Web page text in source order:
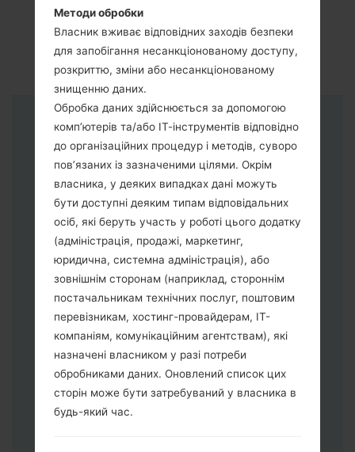
Інструкції
Завантажте на свій ПК:Odin 3.
Далі завантажте та розпакуйте файл
прошивки.
Методи обробки
Власник вживає відповідних заходів безпеки
для запобігання несанкціонованому доступу,
розкриттю, зміни або несанкціонованому
знищенню даних.
Обробка даних здійснюється за допомогою
комп’ютерів та/або ІТ-інструментів відповідно
до організаційних процедур і методів, суворо
пов’язаних із зазначеними цілями. Окрім
власника, у деяких випадках дані можуть
бути доступні деяким типам відповідальних
осіб, які беруть участь у роботі цього додатку
(адміністрація, продажі, маркетинг,
юридична, системна адміністрація), або
зовнішнім сторонам (наприклад, стороннім
постачальникам технічних послуг, поштовим
перевізникам, хостинг-провайдерам, ІТ-
компаніям, комунікаційним агентствам), які
назначені власником у разі потреби
обробниками даних. Оновлений список цих
сторін може бути затребуваний у власника в
будь-який час.